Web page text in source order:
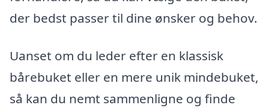
der bedst passer til dine ønsker og behov.
Uanset om du leder efter en klassisk
bårebuket eller en mere unik mindebuket,
så kan du nemt sammenligne og finde